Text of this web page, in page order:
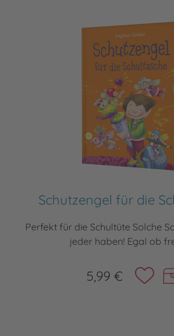
Schutzengel für die
Perfekt für die Schultüte Solche
jeder haben! Egal ob
5,99 €